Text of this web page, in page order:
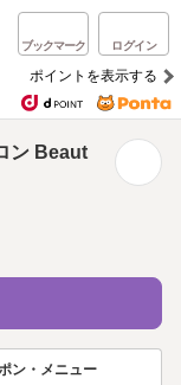
ブックマーク ログイン
ポイントを表示する
ン Beaut
ン・メニュー